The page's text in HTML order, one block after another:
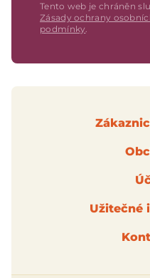
Tento web je chráněn
Zásady ochrany
podmínky.
Užitečné